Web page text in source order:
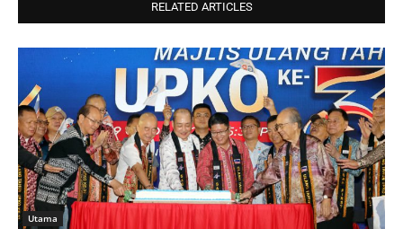
RELATED ARTICLES
Utama